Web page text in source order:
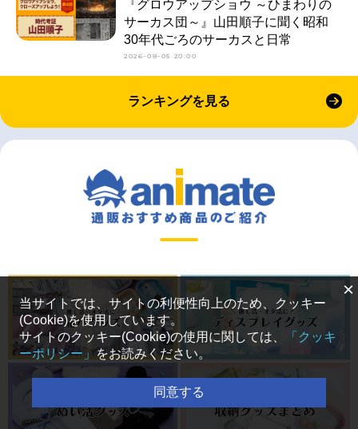
『グロウアップショウ ～ひまわりの
サーカス団～』山田順子に聞く昭和
30年代ごろのサーカスと日常
2026-08-05 20:00
ランキングを見る
×
当サイトでは、サイトの利便性向上のため、クッキー
(Cookie)を使用しています。
サイトのクッキー(Cookie)の使用に関しては、
「クッキ
ーポリシー」をお読みください。
同意する